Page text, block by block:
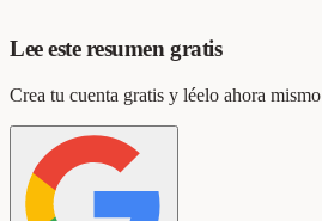
Lee este resumen gratis
Crea tu cuenta gratis y léelo ahora mismo